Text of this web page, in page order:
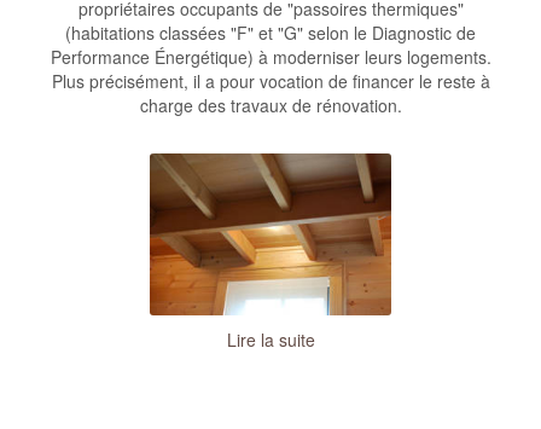
propriétaires occupants de "passoires thermiques"
(habitations classées "F" et "G" selon le Diagnostic de
Performance Énergétique) à moderniser leurs logements.
Plus précisément, il a pour vocation de financer le reste à
charge des travaux de rénovation.
Lire la suite